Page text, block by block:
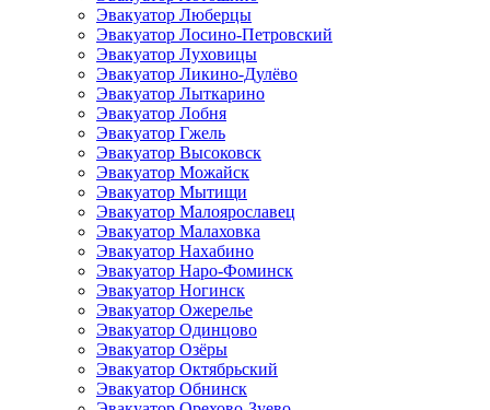
Эвакуатор Люберцы
Эвакуатор Лосино-Петровский
Эвакуатор Луховицы
Эвакуатор Ликино-Дулёво
Эвакуатор Лыткарино
Эвакуатор Лобня
Эвакуатор Гжель
Эвакуатор Высоковск
Эвакуатор Можайск
Эвакуатор Мытищи
Эвакуатор Малоярославец
Эвакуатор Малаховка
Эвакуатор Нахабино
Эвакуатор Наро-Фоминск
Эвакуатор Ногинск
Эвакуатор Ожерелье
Эвакуатор Одинцово
Эвакуатор Озёры
Эвакуатор Октябрьский
Эвакуатор Обнинск